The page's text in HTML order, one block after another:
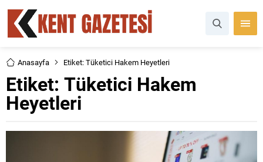
Anasayfa Etiket: Tüketici Hakem Heyetleri
Etiket: Tüketici Hakem
Heyetleri